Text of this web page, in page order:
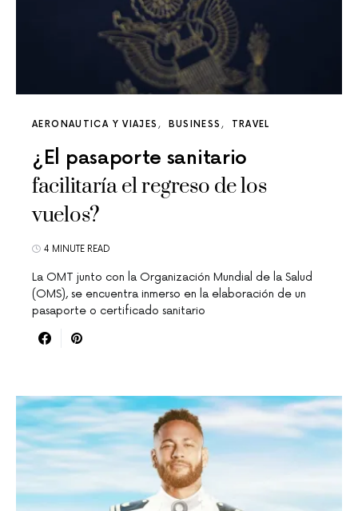
AERONAUTICA Y VIAJES BUSINESS TRAVEL
¿El pasaporte sanitario
facilitaría el regreso de los
vuelos?
4 MINUTE READ
La OMT junto con la Organización Mundial de la Salud
(OMS), se encuentra inmerso en la elaboración de un
pasaporte o certificado sanitario